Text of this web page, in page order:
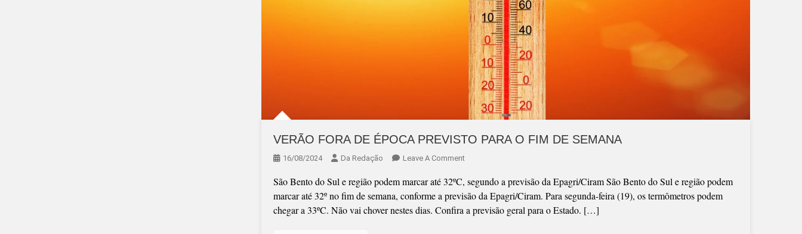
VERÃO FORA DE ÉPOCA PREVISTO PARA O FIM DE SEMANA
16/08/2024 Da Redação Leave A CommentOn
FORA
DE
ÉPOCA
São Bento do Sul e região podem marcar até 32ºC, segundo a previsão da Epagri/Ciram São Bento do Sul e região podem
marcar até 32º no fim de semana, conforme a previsão da Epagri/Ciram. Para segunda-feira (19), os termômetros podem
chegar a 33ºC. Não vai chover nestes dias. Confira a previsão geral para o Estado. […]